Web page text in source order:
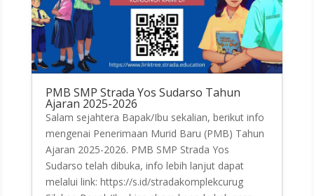
PMB SMP Strada Yos Sudarso Tahun
Ajaran 2025-2026
Salam sejahtera Bapak/Ibu sekalian, berikut info
mengenai Penerimaan Murid Baru (PMB) Tahun
Ajaran 2025-2026. PMB SMP Strada Yos
Sudarso telah dibuka, info lebih lanjut dapat
melalui link: https://s.id/stradakomplekcurug